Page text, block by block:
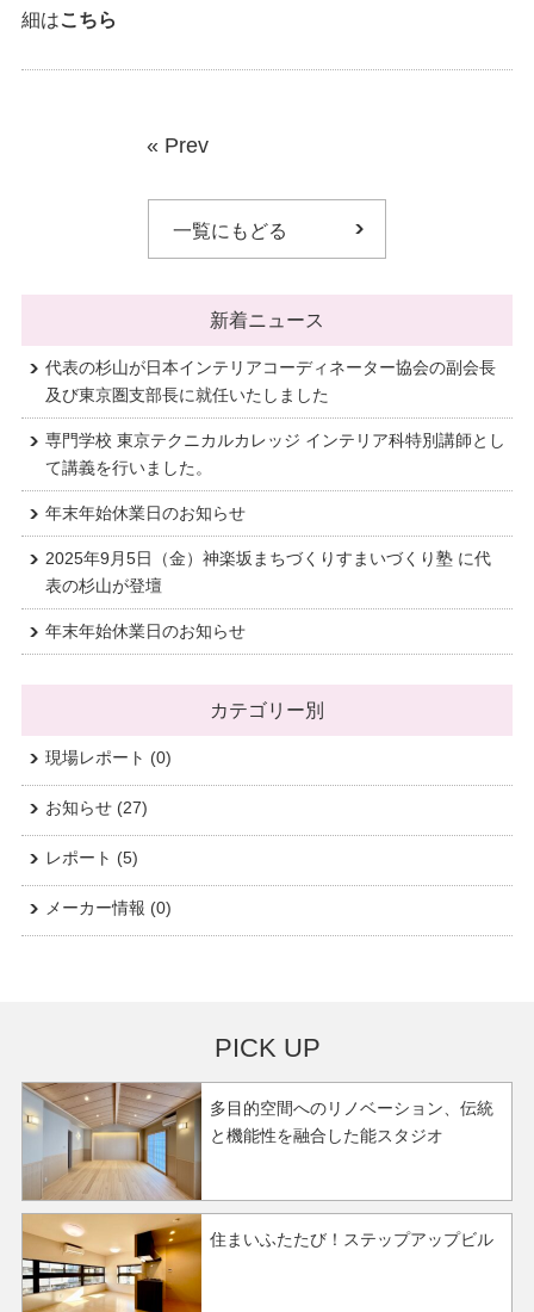
細はこちら
« Prev
一覧にもどる
新着ニュース
代表の杉山が日本インテリアコーディネーター協会の副会長
及び東京圏支部長に就任いたしました
専門学校 東京テクニカルカレッジ インテリア科特別講師とし
て講義を行いました。
年末年始休業日のお知らせ
2025年9月5日（金）神楽坂まちづくりすまいづくり塾 に代
表の杉山が登壇
年末年始休業日のお知らせ
カテゴリー別
現場レポート (0)
お知らせ(27)
レポート (5)
メーカー情報 (0)
PICK UP
多目的空間へのリノベーション、伝統
と機能性を融合した能スタジオ
住まいふたたび！ステップアップビル